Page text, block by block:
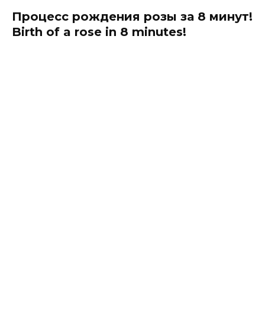
Процесс рождения розы за 8 минут!
Birth of a rose in 8 minutes!